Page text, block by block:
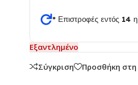
* Επιστροφές εντός 14
Εξαντλημένο
Σύγκριση
Προσθήκη